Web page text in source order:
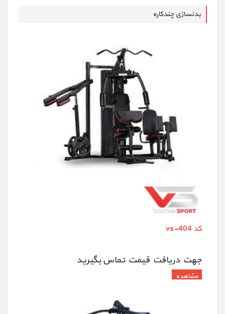
بدنسازی چندکاره
کد vs-404
جهت دريافت قيمت تماس بگيريد